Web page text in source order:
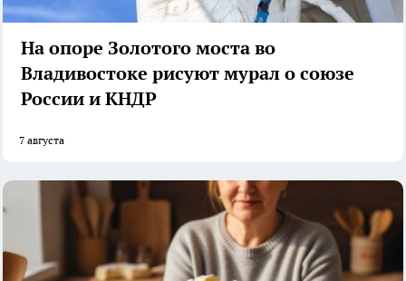
На опоре Золотого моста во
Владивостоке рисуют мурал о союзе
России и КНДР
7 августа